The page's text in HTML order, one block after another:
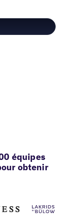
équipes
obtenir